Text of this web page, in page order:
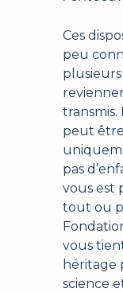
Ces
peu
plusieurs
peut
pas
vous est
tout ou
vous
héritage
science